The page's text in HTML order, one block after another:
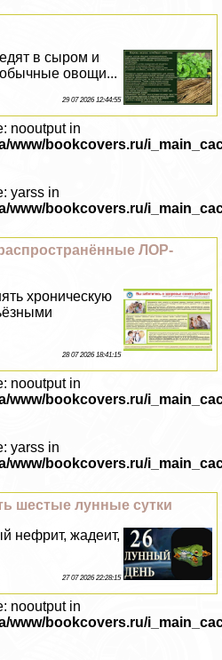
в сыром и
обычные овощи...
29 07 2026 12:44:55
nooutput in
www/bookcovers.ru/
yarss in
www/bookcovers.ru/
ЛОР-
хроническую
28 07 2026 18:41:15
nooutput in
www/bookcovers.ru/
yarss in
www/bookcovers.ru/
шестые лунные сутки
нефрит, жадеит,
27 07 2026 22:28:15
nooutput in
www/bookcovers.ru/